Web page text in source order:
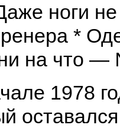
ноги
*
на что
1978